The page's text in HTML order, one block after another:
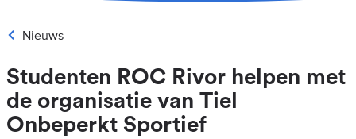
Nieuws
Studenten ROC Rivor helpen met
de organisatie van Tiel
Onbeperkt Sportief